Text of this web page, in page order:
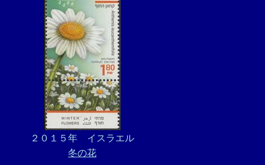
２０１５年 イスラエル
冬の花